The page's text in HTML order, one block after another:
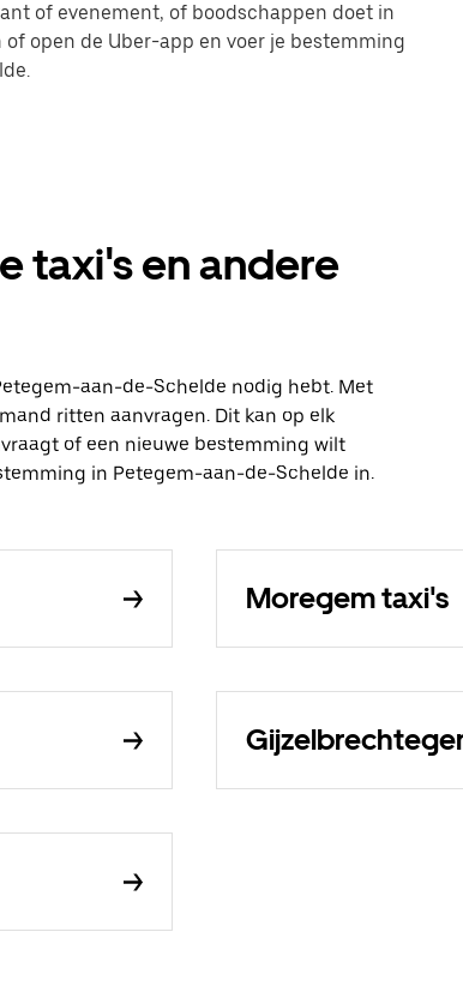
of evenement, of boodschappen doet in
open de Uber-app en voer je bestemming
taxi's en andere
aan-de-Schelde nodig hebt. Met
ritten aanvragen. Dit kan op elk
of een nieuwe bestemming wilt
in Petegem-aan-de-Schelde in.
Moregem taxi's